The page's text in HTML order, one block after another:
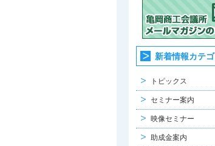
新着情報カテ
トピックス
セミナー案内
映像セミナー
助成金案内